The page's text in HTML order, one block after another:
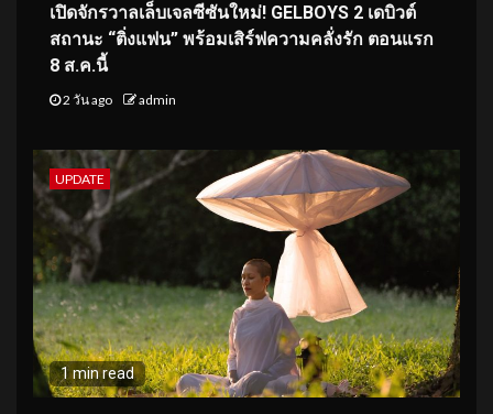
เปิดจักรวาลเล็บเจลซีซันใหม่! GELBOYS 2 เดบิวต์
สถานะ “ติ่งแฟน” พร้อมเสิร์ฟความคลั่งรัก ตอนแรก
8 ส.ค.นี้
2 วัน ago admin
UPDATE
1 min read